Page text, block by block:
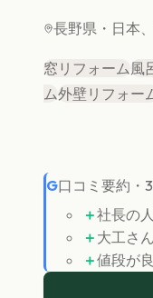
長野県 ・日本
窓リフォーム 風
ム外壁リフォー
G口コミ要約 ・ 3
＋社長の
＋ 大工さ
＋値段が